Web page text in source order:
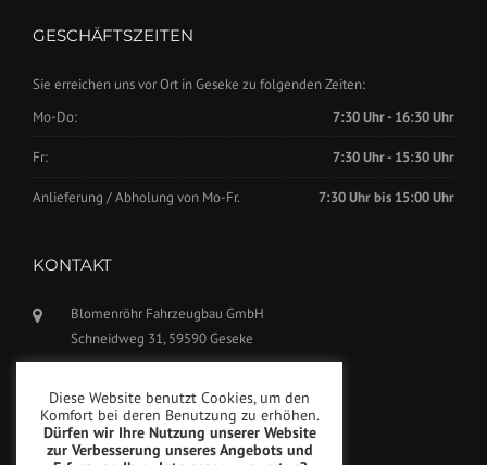
GESCHÄFTSZEITEN
Sie erreichen uns vor Ort in Geseke zu folgenden Zeiten:
Mo-Do:
7:30 Uhr - 16:30 Uhr
Fr: 7:30 Uhr - 15:30 Uhr
Anlieferung / Abholung von Mo-Fr. 7:30 Uhr bis 15:00 Uhr
KONTAKT
Blomenröhr Fahrzeugbau GmbH
Schneidweg 31, 59590 Geseke
Fax: +49(0)2942-5799777
info@blomenroehr.com
Diese Website benutzt Cookies, um den
Komfort bei deren Benutzung zu erhöhen.
Dürfen wir Ihre Nutzung unserer Website
zur Verbesserung unseres Angebots und